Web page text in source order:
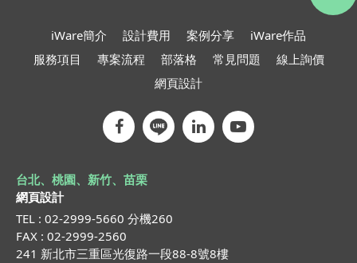
iWare簡介 設計費用 案例分享
iWare作品
服務項目
專案流程 部落格 常見問題
線上詢價
網頁設計
台北、桃園、新竹、苗栗
網頁設計
TEL : 02-2999-5660 分機260
FAX : 02-2999-2560
241 新北市三重區光復路一段88-8號8樓